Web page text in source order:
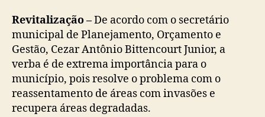
Revitalização –De acordo com o secretário
municipal de Planejamento, Orçamento e
Gestão, Cezar Antônio Bittencourt Junior, a
verba é de extrema importância para o
município, pois resolve o problema com o
reassentamento de áreas com invasões e
recupera áreas degradadas.